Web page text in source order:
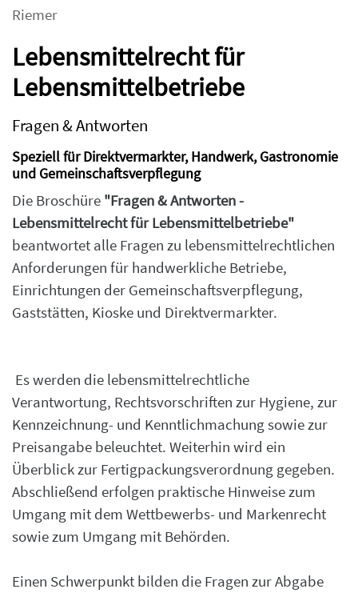
Riemer
Lebensmittelrecht für
Lebensmittelbetriebe
Fragen & Antworten
Speziell für Direktvermarkter, Handwerk, Gastronomie
und Gemeinschaftsverpflegung
Die Broschüre "Fragen & Antworten -
Lebensmittelrecht für Lebensmittelbetriebe"
beantwortet alle Fragen zu lebensmittelrechtlichen
Anforderungen für handwerkliche Betriebe,
Einrichtungen der Gemeinschaftsverpflegung,
Gaststätten, Kioske und Direktvermarkter.
Es werden die lebensmittelrechtliche
Verantwortung, Rechtsvorschriften zur Hygiene, zur
Kennzeichnung- und Kenntlichmachung sowie zur
Preisangabe beleuchtet. Weiterhin wird ein
Überblick zur Fertigpackungsverordnung gegeben.
Abschließend erfolgen praktische Hinweise zum
Umgang mit dem Wettbewerbs- und Markenrecht
sowie zum Umgang mit Behörden.
Einen Schwerpunkt bilden die Fragen zur Abgabe